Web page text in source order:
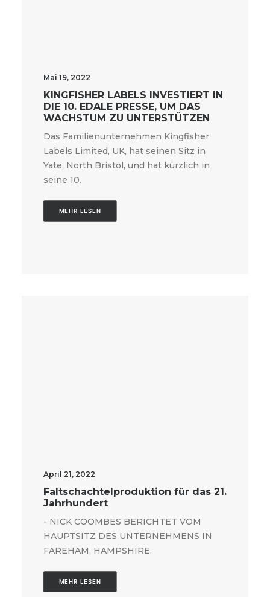
Mai 19, 2022
KINGFISHER LABELS INVESTIERT IN
DIE 10. EDALE PRESSE, UM DAS
WACHSTUM ZU UNTERSTÜTZEN
Das Familienunternehmen Kingfisher
Labels Limited, UK, hat seinen Sitz in
Yate, North Bristol, und hat kürzlich in
seine 10.
MEHR LESEN
April 21, 2022
Faltschachtelproduktion für das 21.
Jahrhundert
- NICK COOMBES BERICHTET VOM
HAUPTSITZ DES UNTERNEHMENS IN
FAREHAM, HAMPSHIRE.
MEHR LESEN